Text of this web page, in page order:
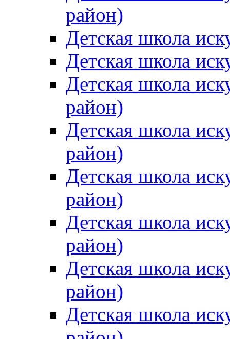
район)
Детская школа
Детская школа
Детская школа
район)
Детская школа
район)
Детская школа
район)
Детская школа
район)
Детская школа
район)
Детская школа